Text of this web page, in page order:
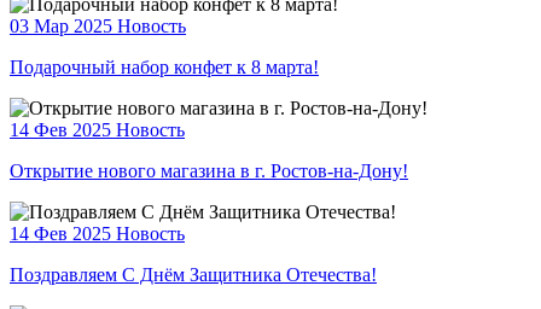
03 Мар 2025 Новость
Подарочный набор конфет к 8 марта!
14 Фев 2025 Новость
Открытие нового магазина в г. Ростов-на-Дону!
14 Фев 2025 Новость
Поздравляем С Днём Защитника Отечества!